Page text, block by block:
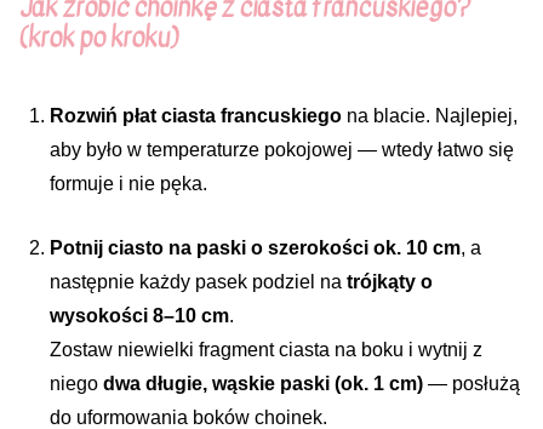
Jak zrobić choinkę z ciasta francuskiego?
(krok po kroku)
Rozwiń płat ciasta francuskiego na blacie. Najlepiej,
aby było w temperaturze pokojowej — wtedy łatwo się
formuje i nie pęka.
Potnij ciasto na paski o szerokości ok. 10 cm, a
następnie każdy pasek podziel na trójkąty o
wysokości 8–10 cm.
Zostaw niewielki fragment ciasta na boku i wytnij z
niego dwa długie, wąskie paski (ok. 1 cm) — posłużą
do uformowania boków choinek.